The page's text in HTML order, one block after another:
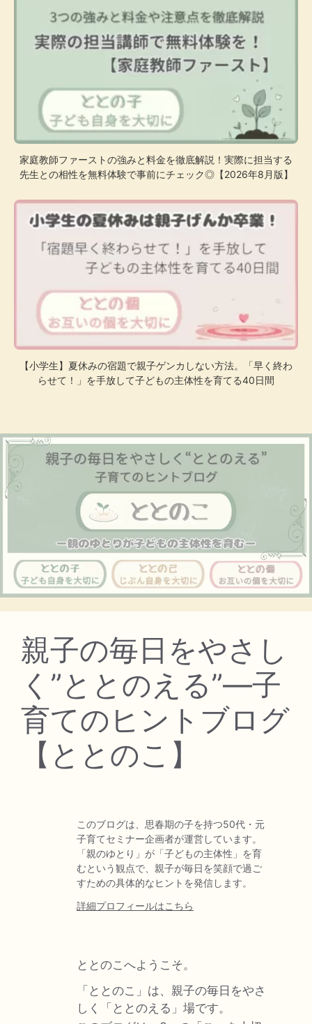
家庭教師ファーストの強みと料金を徹底解説！実際に担当する
先生との相性を無料体験で事前にチェック◎【2026年8月版】
【小学生】夏休みの宿題で親子ゲンカしない方法。「早く終わ
らせて！」を手放して子どもの主体性を育てる40日間
親子の毎日をやさし
く”ととのえる”―子
育てのヒントブログ
【ととのこ】
このブログは、思春期の子を持つ50代・元
子育てセミナー企画者が運営しています。
「親のゆとり」が「子どもの主体性」を育
むという観点で、親子が毎日を笑顔で過ご
すための具体的なヒントを発信します。
詳細プロフィールはこちら
ととのこへようこそ。
「ととのこ」は、親子の毎日をやさ
しく「ととのえる」場です。